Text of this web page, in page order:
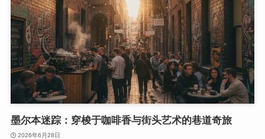
墨尔本迷踪：穿梭于咖啡香与街头艺术的巷道奇旅
2026年6月28日